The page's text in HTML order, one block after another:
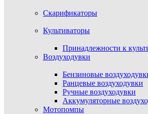
Скарификаторы
Культиваторы
Принадлежности к
Воздуходувки
Бензиновые
Ранцевые воздуходувки
Ручные воздуходувки
Аккумуляторные
Мотопомпы